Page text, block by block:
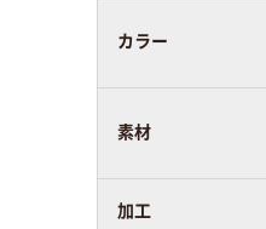
カラー
素材
加工